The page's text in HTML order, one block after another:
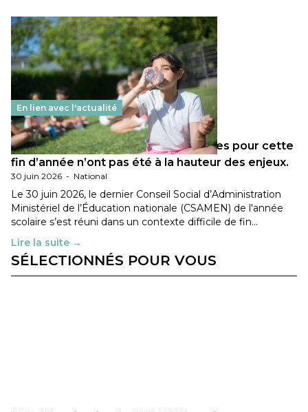
En lien avec l'actualité
Les décisions ministérielles attendues pour cette
fin d’année n’ont pas été à la hauteur des enjeux.
30 juin 2026 - National
Le 30 juin 2026, le dernier Conseil Social d’Administration
Ministériel de l’Éducation nationale (CSAMEN) de l'année
scolaire s’est réuni dans un contexte difficile de fin…
Lire la suite →
SÉLECTIONNÉS POUR VOUS